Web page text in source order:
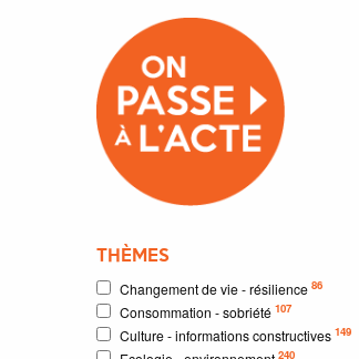
THÈMES
Changement de vie - résilience 86
Consommation - sobriété 107
Culture - informations constructives 149
240